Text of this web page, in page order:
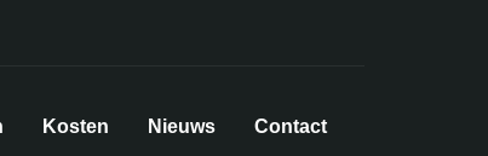
Kosten Nieuws Contact